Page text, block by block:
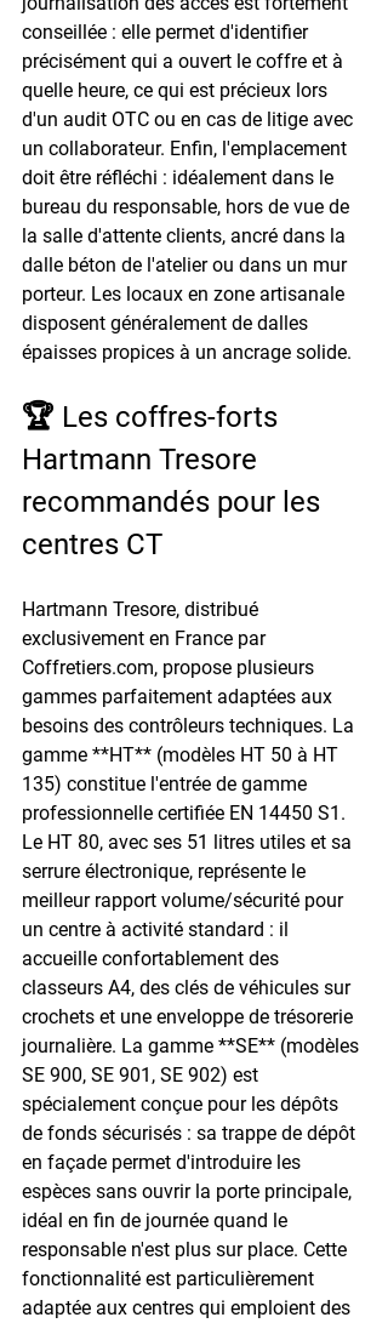
conseillée : elle permet d'identifier
précisément qui a ouvert le coffre et à
quelle heure, ce qui est précieux lors
d'un audit OTC ou en cas de litige avec
un collaborateur. Enfin, l'emplacement
doit être réfléchi : idéalement dans le
bureau du responsable, hors de vue de
la salle d'attente clients, ancré dans la
dalle béton de l'atelier ou dans un mur
porteur. Les locaux en zone artisanale
disposent généralement de dalles
épaisses propices à un ancrage solide.
🏆 Les coffres-forts
Hartmann Tresore
recommandés pour les
centres CT
Hartmann Tresore, distribué
exclusivement en France par
Coffretiers.com, propose plusieurs
gammes parfaitement adaptées aux
besoins des contrôleurs techniques. La
gamme **HT** (modèles HT 50 à HT
135) constitue l'entrée de gamme
professionnelle certifiée EN 14450 S1.
Le HT 80, avec ses 51 litres utiles et sa
serrure électronique, représente le
meilleur rapport volume/sécurité pour
un centre à activité standard : il
accueille confortablement des
classeurs A4, des clés de véhicules sur
crochets et une enveloppe de trésorerie
journalière. La gamme **SE** (modèles
SE 900, SE 901, SE 902) est
spécialement conçue pour les dépôts
de fonds sécurisés : sa trappe de dépôt
en façade permet d'introduire les
espèces sans ouvrir la porte principale,
idéal en fin de journée quand le
responsable n'est plus sur place. Cette
fonctionnalité est particulièrement
adaptée aux centres qui emploient des